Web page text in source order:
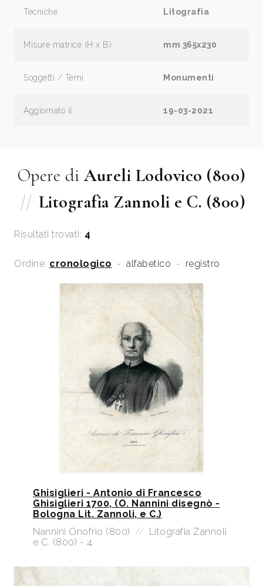
Tecniche Litografia
Misure matrice (H x B) mm 365x230
Soggetti / Temi Monumenti
Aggiornato il 19-03-2021
Opere diAureli Lodovico (800)
// Litografia Zannoli e C. (800)
Risultati trovati: 4
Ordine: cronologico - alfabetico - registro
Ghisiglieri - Antonio di Francesco
Ghisiglieri 1700, (O. Nannini disegnò -
Bologna Lit. Zannoli, e C.)
Nannini Onofrio (800) // Litografia Zannoli
e C. (800) - 4